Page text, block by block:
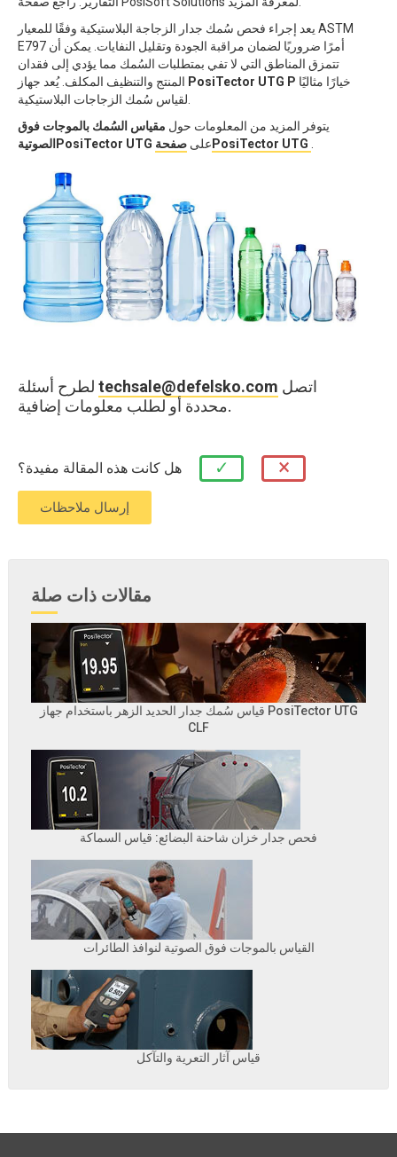
يعد إجراء فحص سُمك جدار الزجاجة البلاستيكية وفقًا للمعيار ASTM
E797 أمرًا ضروريًا لضمان مراقبة الجودة وتقليل النفايات. يمكن أن
تتمزق المناطق التي لا تفي بمتطلبات السُمك مما يؤدي إلى فقدان
PosiTector UTG P
يتوفر المزيد من المعلومات حول مقياس السُمك بالموجات فوق
الصوتيةPosiTector UTG
على صفحةPosiTector UTG
اتصل techsale@defelsko.com لطرح أسئلة
محددة أو لطلب معلومات إضافية.
هل كانت هذه المقالة مفيدة؟ ✓ ×
مقالات ذات صلة
قياس سُمك جدار الحديد الزهر باستخدام جهاز PosiTector UTG
CLF
فحص جدار خزان شاحنة البضائع: قياس السماكة
القياس بالموجات فوق الصوتية لنوافذ الطائرات
قياس آثار التعرية والتآكل